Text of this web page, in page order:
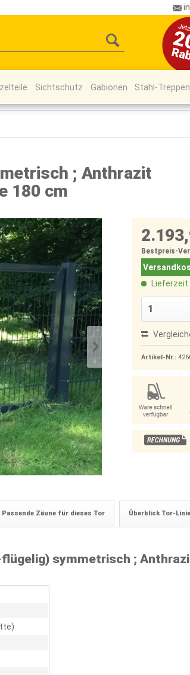
Sichtschutz Gabionen Stahl-Treppen
; Anthrazit
180 cm
Bestpreis-
Lieferzeit
Artikel-Nr.:
Passende Zäune für dieses Tor Überblick Tor-
symmetrisch ;